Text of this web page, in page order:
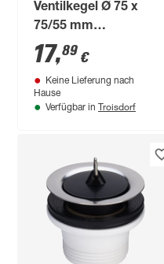
Ventilkegel Ø 75 x
75/55 mm
verchromt
17,89 €
Keine Lieferung nach
Hause
Verfügbar in Troisdorf